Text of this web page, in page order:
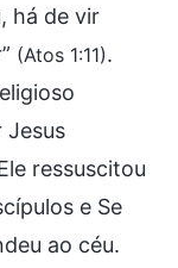
há de vir
(Atos 1:11).
Jesus
ressuscitou
e Se
ao céu.